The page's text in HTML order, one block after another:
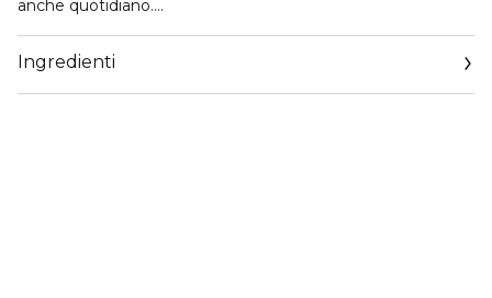
anche quotidiano.
92% ingredienti di origine naturale.
Dermatologicamente testato.
Ingredienti